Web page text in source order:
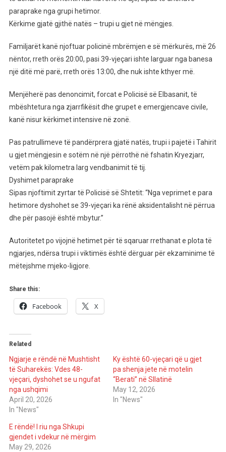
paraprake nga grupi hetimor.
Kërkime gjatë gjithë natës – trupi u gjet në mëngjes.
Familjarët kanë njoftuar policinë mbrëmjen e së mërkurës, më 26
nëntor, rreth orës 20:00, pasi 39-vjeçari ishte larguar nga banesa
një ditë më parë, rreth orës 13:00, dhe nuk ishte kthyer më.
Menjëherë pas denoncimit, forcat e Policisë së Elbasanit, të
mbështetura nga zjarrfikësit dhe grupet e emergjencave civile,
kanë nisur kërkimet intensive në zonë.
Pas patrullimeve të pandërprera gjatë natës, trupi i pajetë i Tahirit
u gjet mëngjesin e sotëm në një përrothë në fshatin Kryezjarr,
vetëm pak kilometra larg vendbanimit të tij.
Dyshimet paraprake
Sipas njoftimit zyrtar të Policisë së Shtetit: “Nga veprimet e para
hetimore dyshohet se 39-vjeçari ka rënë aksidentalisht në përrua
dhe për pasojë është mbytur.”
Autoritetet po vijojnë hetimet për të sqaruar rrethanat e plota të
ngjarjes, ndërsa trupi i viktimës është dërguar për ekzaminime të
mëtejshme mjeko-ligjore.
Share this:
Facebook X
Related
Ngjarje e rëndë në Mushtisht
të Suharekës: Vdes 48-
vjeçari, dyshohet se u ngufat
nga ushqimi
April 20, 2026
In "News"
Ky është 60-vjeçari që u gjet
pa shenja jete në motelin
“Berati” në Sllatinë
May 12, 2026
In "News"
E rëndë! I riu nga Shkupi
gjendet i vdekur në mërgim
May 29, 2026